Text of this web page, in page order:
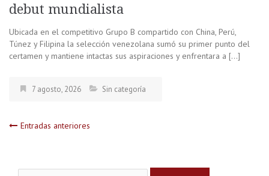
debut mundialista
Ubicada en el competitivo Grupo B compartido con China, Perú,
Túnez y Filipina la selección venezolana sumó su primer punto del
certamen y mantiene intactas sus aspiraciones y enfrentara a […]
7 agosto, 2026 Sin categoría
Navegación
Entradas anteriores